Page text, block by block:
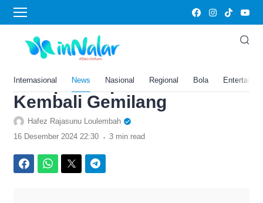
Internasional News Nasional Regional Bola
Home›News
Prediksi Kamboja vs Timor
Lester di Piala AFF 2024,
Harap-Harap João Pedro
Kembali Gemilang
Hafez Rajasunu Loulembah
16 Desember 2024 22:30 . 3 min read